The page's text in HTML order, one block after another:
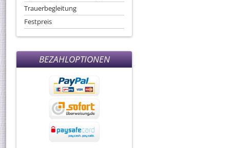
Trauerbegleitung
Festpreis
BEZAHLOPTIONEN